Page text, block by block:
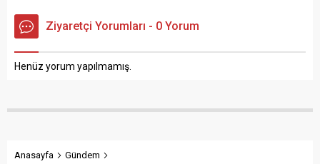
Ziyaretçi Yorumları - 0 Yorum
Henüz yorum yapılmamış.
Anasayfa
Gündem